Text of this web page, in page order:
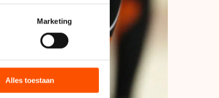
detailgedeeltein. U kunt uw
advertenties en
zij hebben verzameld via
VS, waar mogelijk geen
Marketing
Alles toestaan